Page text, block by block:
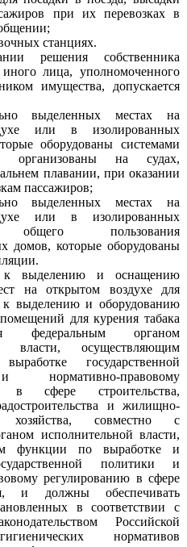
при их перевозках в
станциях.
решения собственника
лица, уполномоченного
имущества, допускается
выделенных местах на
или в изолированных
оборудованы системами
организованы на судах,
плавании, при оказании
пассажиров;
выделенных местах на
или в изолированных
общего пользования
домов, которые оборудованы
к выделению и оснащению
на открытом воздухе для
к выделению и оборудованию
для курения табака
федеральным органом
власти, осуществляющим
государственной
правовому
в сфере строительства,
и жилищно-
хозяйства, совместно с
исполнительной власти,
функции по выработке и
политики и
регулированию в сфере
и должны обеспечивать
в соответствии с
Российской
нормативов